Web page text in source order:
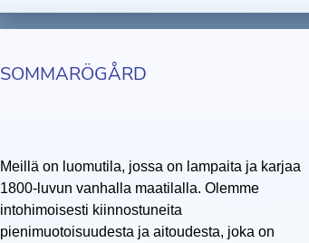
SOMMARÖGÅRD
Meillä on luomutila, jossa on lampaita ja karjaa
1800-luvun vanhalla maatilalla. Olemme
intohimoisesti kiinnostuneita
pienimuotoisuudesta ja aitoudesta, joka on